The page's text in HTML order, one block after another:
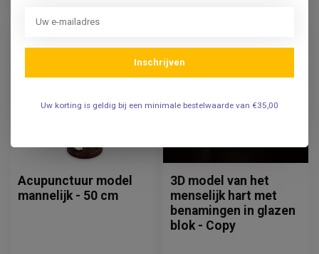
Acupunctuur model
mannelijk - 50 cm
3D model van het
menselijk hart met
benamingen in glazen
blok - Copy
Inschrijven
Uw korting is geldig bij een minimale bestelwaarde van €35,00